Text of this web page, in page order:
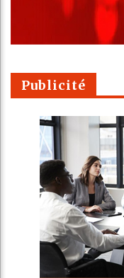
Publicité